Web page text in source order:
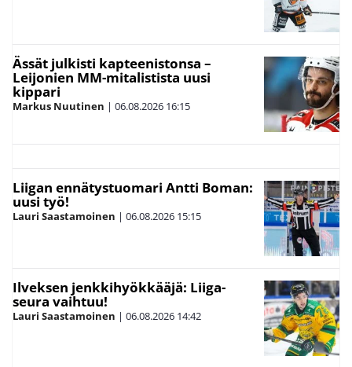
Ässät julkisti kapteenistonsa –
Leijonien MM-mitalistista uusi
kippari
Markus Nuutinen | 06.08.2026 16:15
Liigan ennätystuomari Antti Boman:
uusi työ!
Lauri Saastamoinen | 06.08.2026 15:15
Ilveksen jenkkihyökkääjä: Liiga-
seura vaihtuu!
Lauri Saastamoinen | 06.08.2026 14:42